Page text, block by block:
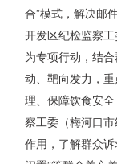
合”模式，解决邮
开发区纪检监察
为专项行动，结
动、靶向发力，
理、保障饮食安
察工委（梅河口
作用，了解群众